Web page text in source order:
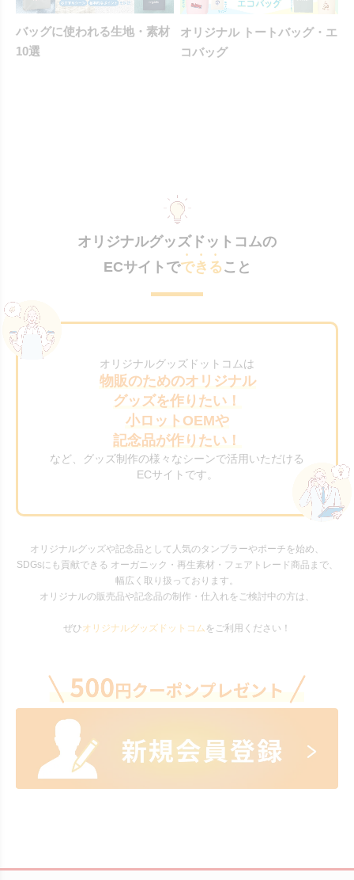
バッグに使われる生地・素材
10選
オリジナル トートバッグ・エ
コバッグ
オリジナルグッズドットコムの
ECサイトでできること
オリジナルグッズドットコムは
物販のためのオリジナル
グッズを作りたい！
小ロットOEMや
記念品が作りたい！
など、グッズ制作の様々なシーンで活用いただける
ECサイトです。
オリジナルグッズや記念品として人気のタンブラーやポーチを始め、
SDGsにも貢献できる オーガニック・再生素材・フェアトレード商品まで、
幅広く取り扱っております。
オリジナルの販売品や記念品の制作・仕入れをご検討中の方は、
ぜひオリジナルグッズドットコム をご利用ください！